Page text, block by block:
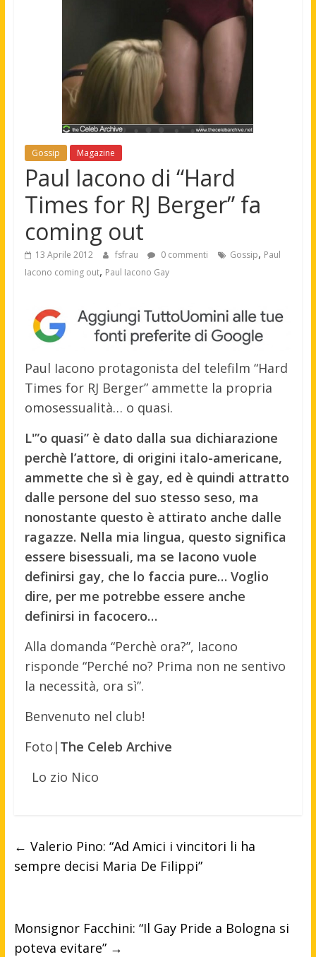
Gossip Magazine
Paul Iacono di “Hard
Times for RJ Berger” fa
coming out
13 Aprile 2012 fsfrau 0 commenti Gossip, Paul
Iacono coming out, Paul Iacono Gay
Paul Iacono protagonista del telefilm “Hard
Times for RJ Berger” ammette la propria
omosessualità… o quasi.
L'”o quasi” è dato dalla sua dichiarazione
perchè l’attore, di origini italo-americane,
ammette che sì è gay, ed è quindi attratto
dalle persone del suo stesso seso, ma
nonostante questo è attirato anche dalle
ragazze. Nella mia lingua, questo significa
essere bisessuali, ma se Iacono vuole
definirsi gay, che lo faccia pure… Voglio
dire, per me potrebbe essere anche
definirsi in facocero…
Alla domanda “Perchè ora?”, Iacono
risponde “Perché no? Prima non ne sentivo
la necessità, ora sì”.
Benvenuto nel club!
Foto| The Celeb Archive
Lo zio Nico
← Valerio Pino: “Ad Amici i vincitori li ha
sempre decisi Maria De Filippi”
Monsignor Facchini: “Il Gay Pride a Bologna si
poteva evitare” →